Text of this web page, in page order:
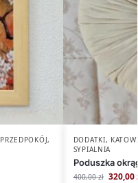
PRZEDPOKÓJ,
DODATKI,
SYPIALNIA
Poduszka
400,00zł 320,00